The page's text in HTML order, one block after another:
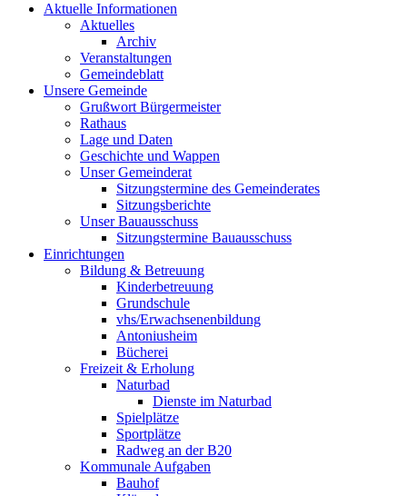
Aktuelle Informationen
Aktuelles
Archiv
Veranstaltungen
Gemeindeblatt
Unsere Gemeinde
Grußwort Bürgermeister
Rathaus
Lage und Daten
Geschichte und Wappen
Unser Gemeinderat
Sitzungstermine des Gemeinderates
Sitzungsberichte
Unser Bauausschuss
Sitzungstermine Bauausschuss
Einrichtungen
Bildung & Betreuung
Kinderbetreuung
Grundschule
vhs/Erwachsenenbildung
Antoniusheim
Bücherei
Freizeit & Erholung
Naturbad
Dienste im Naturbad
Spielplätze
Sportplätze
Radweg an der B20
Kommunale Aufgaben
Bauhof